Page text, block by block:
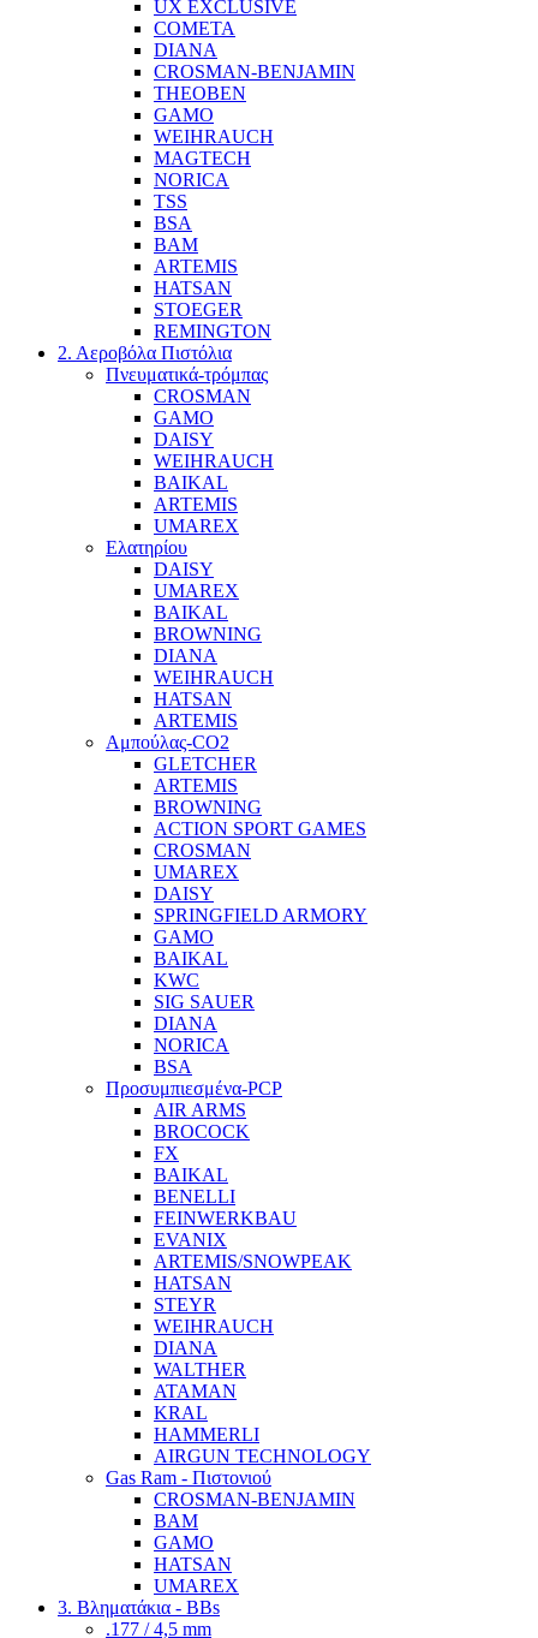
UX EXCLUSIVE
COMETA
DIANA
CROSMAN-BENJAMIN
THEOBEN
GAMO
WEIHRAUCH
MAGTECH
NORICA
TSS
BSA
BAM
ARTEMIS
HATSAN
STOEGER
REMINGTON
2. Αεροβόλα Πιστόλια
Πνευματικά-τρόμπας
CROSMAN
GAMO
DAISY
WEIHRAUCH
BAIKAL
ARTEMIS
UMAREX
Ελατηρίου
DAISY
UMAREX
BAIKAL
BROWNING
DIANA
WEIHRAUCH
HATSAN
ARTEMIS
Αμπούλας-CO2
GLETCHER
ARTEMIS
BROWNING
ACTION SPORT GAMES
CROSMAN
UMAREX
DAISY
SPRINGFIELD ARMORY
GAMO
BAIKAL
KWC
SIG SAUER
DIANA
NORICA
BSA
Προσυμπιεσμένα-PCP
AIR ARMS
BROCOCK
FX
BAIKAL
BENELLI
FEINWERKBAU
EVANIX
ARTEMIS/SNOWPEAK
HATSAN
STEYR
WEIHRAUCH
DIANA
WALTHER
ATAMAN
KRAL
HAMMERLI
AIRGUN TECHNOLOGY
Gas Ram - Πιστονιού
CROSMAN-BENJAMIN
BAM
GAMO
HATSAN
UMAREX
3. Βληματάκια - BBs
.177 / 4,5 mm